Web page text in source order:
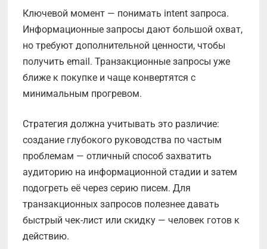
Ключевой момент — понимать intent запроса.
Информационные запросы дают большой охват,
но требуют дополнительной ценности, чтобы
получить email. Транзакционные запросы уже
ближе к покупке и чаще конвертятся с
минимальным прогревом.
Стратегия должна учитывать это различие:
создание глубокого руководства по частым
проблемам — отличный способ захватить
аудиторию на информационной стадии и затем
подогреть её через серию писем. Для
транзакционных запросов полезнее давать
быстрый чек-лист или скидку — человек готов к
действию.